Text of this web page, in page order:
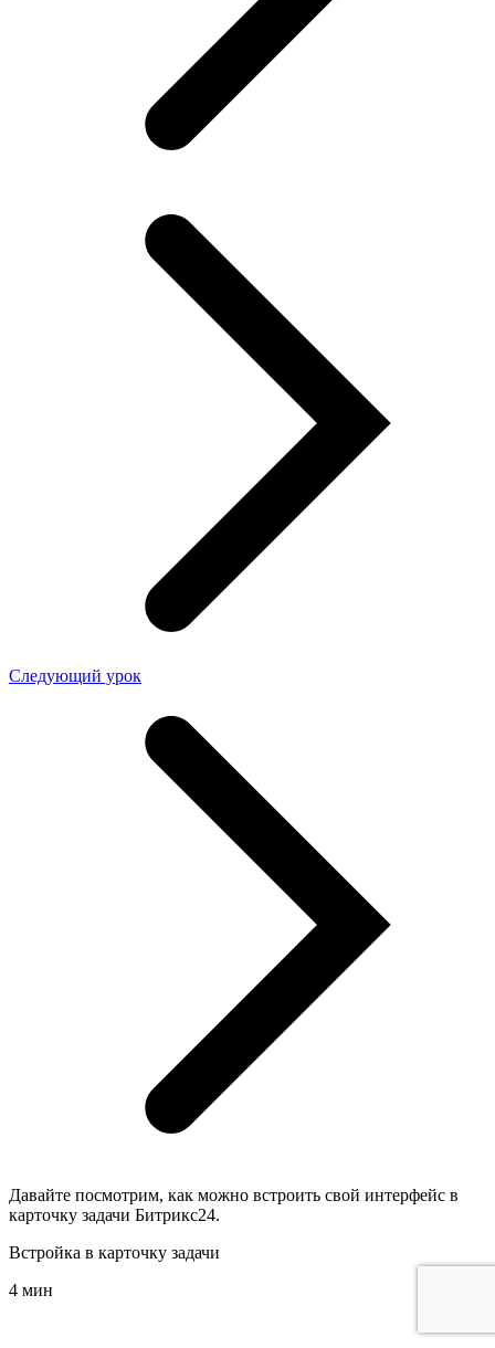
Следующий урок
Давайте посмотрим, как можно встроить свой интерфейс в
карточку задачи Битрикс24.
Встройка в карточку задачи
4 мин